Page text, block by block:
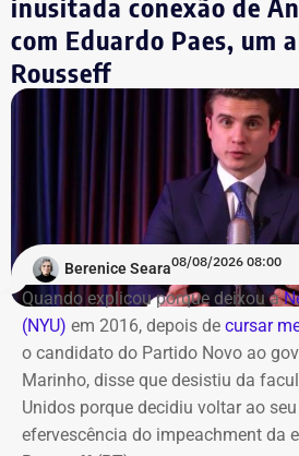
inusitada conexão de
com Eduardo Paes, um
Rousseff
Berenice Seara08/08/2026 08:00
Quando explicou porque deixou a
(NYU) em 2016, depois de cursar
o candidato do Partido Novo ao
Marinho, disse que desistiu da
Unidos porque decidiu voltar ao
efervescência do impeachment da